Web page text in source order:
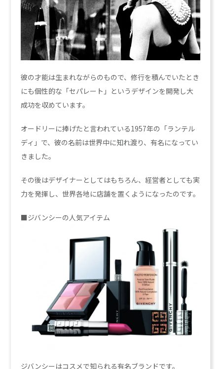
彼の才能は生まれながらのもので、修行を積んでいたとき
にも個性的な「セパレート」というデザインを開発し大
成功を収めています。
オードリーに捧げたと言われている1957年の「ランテル
ディ」で、彼の名前は世界中に知れ渡り、有名になってい
きました。
その後はデザイナーとしてはもちろん、経営者としても実
力を発揮し、世界各地に店舗を置くようになったのです。
■ジバンシーの人気アイテム
ジバンシーはコスメで知られる有名ブランドです。